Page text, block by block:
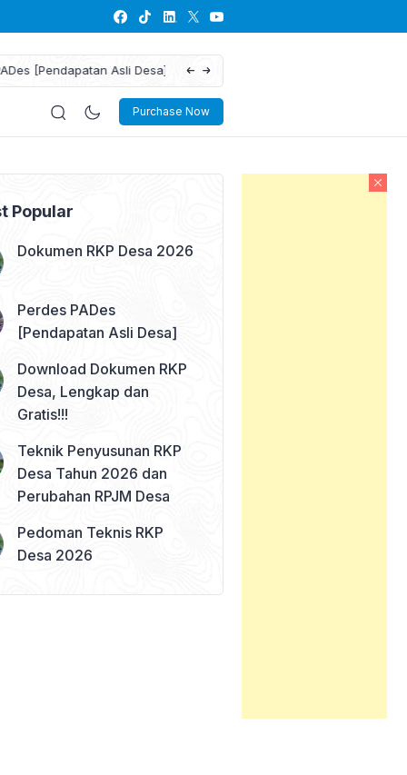
Purchase Now
Popular
Dokumen RKP Desa 2026
Perdes PADes
[Pendapatan Asli Desa]
Download Dokumen RKP
Desa, Lengkap dan
Gratis!!!
Teknik Penyusunan RKP
Desa Tahun 2026 dan
Perubahan RPJM Desa
Pedoman Teknis RKP
Desa 2026